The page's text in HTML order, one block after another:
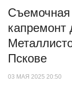
Съемочная
капремонт
Пскове
03 МАЯ 2025 20:50